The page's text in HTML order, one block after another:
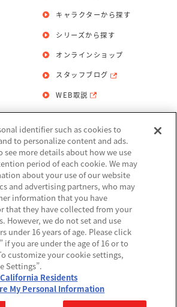
キャラクターから探す
シリーズから探す
オンラインショップ
スタッフブログ
WEB取説
わせ 個人情報保護方針
Sell or Share My Personal
Information
ー情報
©BANDAI
identifier such as cookies to
to personalize content and ads.
see more details about how we use
period of each cookie. We may
about your use of our website
and advertising partners, who may
information that you have
that they have collected from your
However, we do not set and use
under 16 years of age. Please click
if you are under the age of 16 or to
customize your cookie settings,
Settings”.
Residents
My Personal Information